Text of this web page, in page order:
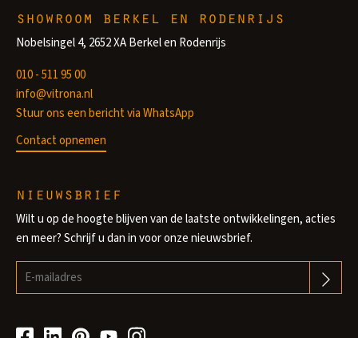
showroom berkel en rodenrijs
Nobelsingel 4, 2652 XA Berkel en Rodenrijs
010 - 511 95 00
info@vitrona.nl
Stuur ons een bericht via WhatsApp
Contact opnemen
nieuwsbrief
Wilt u op de hoogte blijven van de laatste ontwikkelingen, acties
en meer? Schrijf u dan in voor onze nieuwsbrief.